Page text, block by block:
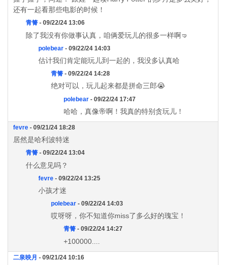
还有一起看那些电影的时候！
青箐 - 09/22/24 13:06
除了我没有你做事认真，咱俩爱玩儿的很多一样啊🤜
polebear - 09/22/24 14:03
估计我们肯定能玩儿到一起的，我没多认真哈
青箐 - 09/22/24 14:28
绝对可以，玩儿起来都是拼命三郎😭
polebear - 09/22/24 17:47
哈哈，真像帝啊！我真的特别贪玩儿！
fevre - 09/21/24 18:28
居然是哈利波特迷
青箐 - 09/22/24 13:04
什么意见吗？
fevre - 09/22/24 13:25
小孩才迷
polebear - 09/22/24 14:03
哎呀呀，你不知道你miss了多么好的瑰宝！
青箐 - 09/22/24 14:27
+100000....
二泉映月 - 09/21/24 10:16